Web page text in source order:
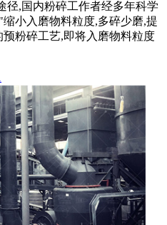
径,国内粉碎工作者经多年科学
小入磨物料粒度,多碎少磨,提
粉碎工艺,即将入磨物料粒度